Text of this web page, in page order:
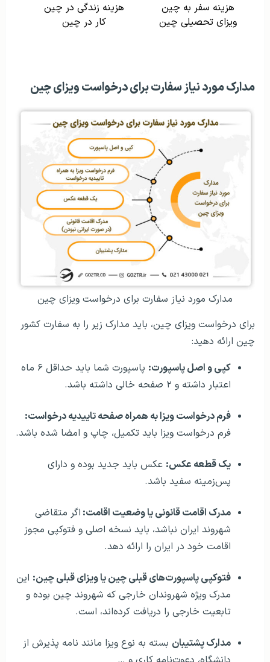
هزینه سفر به چین
هزینه زندگی در چین
ویزای تحصیلی چین
کار در چین
مدارک مورد نیاز سفارت برای درخواست ویزای چین
مدارک مورد نیاز سفارت برای درخواست ویزای چین
برای درخواست ویزای چین، باید مدارک زیر را به سفارت کشور
چین ارائه دهید:
کپی و اصل پاسپورت:
پاسپورت شما باید حداقل ۶ ماه
اعتبار داشته و ۲ صفحه خالی داشته باشد.
فرم درخواست ویزا به همراه صفحه تاییدیه درخواست:
فرم درخواست ویزا باید تکمیل، چاپ و امضا شده باشد.
یک قطعه عکس: عکس باید جدید بوده و دارای
پس‌زمینه سفید باشد.
مدرک اقامت قانونی یا وضعیت اقامت: اگر متقاضی
شهروند ایران نباشد، باید نسخه اصلی و فتوکپی مجوز
اقامت خود در ایران را ارائه دهد.
فتوکپی پاسپورت‌های قبلی چین یا ویزای قبلی چین: این
مدرک ویژه شهروندان خارجی که شهروند چین بوده و
تابعیت خارجی را دریافت کرده‌اند، است.
مدارک پشتیبان بسته به نوع ویزا مانند نامه پذیرش از